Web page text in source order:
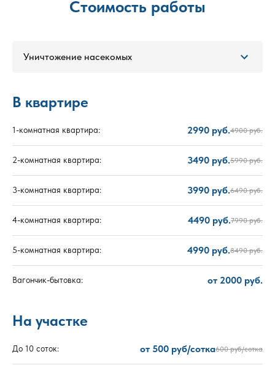
Стоимость работы
Уничтожение насекомых
В квартире
1-комнатная квартира: 2990 руб.4900 руб.
2-комнатная квартира: 3490 руб.5990 руб.
3-комнатная квартира: 3990 руб.6490 руб.
4-комнатная квартира: 4490 руб.7990 руб.
5-комнатная квартира: 4990 руб.8490 руб.
Вагончик-бытовка: от 2000 руб.
На участке
До 10 соток: от 500 руб/сотка600 руб/сотка